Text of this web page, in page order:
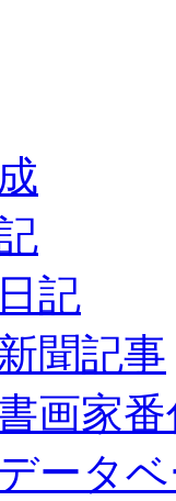
記
聞記事
画家
ータ